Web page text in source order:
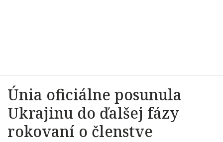
Únia oficiálne posunula
Ukrajinu do ďalšej fázy
rokovaní o členstve